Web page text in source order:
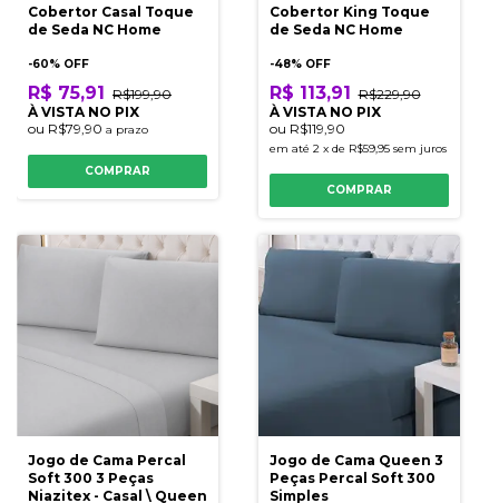
Cobertor Casal Toque
de Seda NC Home
-60% OFF
R$ 75,91 R$199,90
À VISTA NO PIX
ou R$79,90 a prazo
COMPRAR
Cobertor King Toque
de Seda NC Home
-48% OFF
R$ 113,91 R$229,90
À VISTA NO PIX
ou R$119,90
em até 2 x de R$59,95 sem juros
COMPRAR
Jogo de Cama Percal
Soft 300 3 Peças
Niazitex - Casal \ Queen
Jogo de Cama Queen 3
Peças Percal Soft 300
Simples